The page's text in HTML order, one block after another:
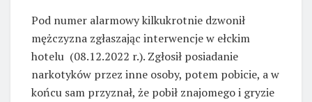
Pod numer alarmowy kilkukrotnie dzwonił
mężczyzna zgłaszając interwencje w ełckim
hotelu (08.12.2022 r.). Zgłosił posiadanie
narkotyków przez inne osoby, potem pobicie, a w
końcu sam przyznał, że pobił znajomego i gryzie